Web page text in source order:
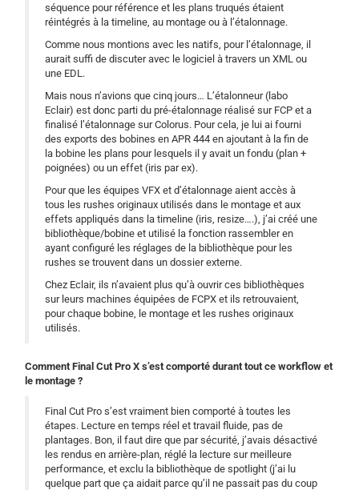
séquence pour référence et les plans truqués étaient
réintégrés à la timeline, au montage ou à l’étalonnage.
Comme nous montions avec les natifs, pour l’étalonnage, il
aurait suffi de discuter avec le logiciel à travers un XML ou
une EDL.
Mais nous n’avions que cinq jours… L’étalonneur (labo
Eclair) est donc parti du pré-étalonnage réalisé sur FCP et a
finalisé l’étalonnage sur Colorus. Pour cela, je lui ai fourni
des exports des bobines en APR 444 en ajoutant à la fin de
la bobine les plans pour lesquels il y avait un fondu (plan +
poignées) ou un effet (iris par ex).
Pour que les équipes VFX et d’étalonnage aient accès à
tous les rushes originaux utilisés dans le montage et aux
effets appliqués dans la timeline (iris, resize….), j’ai créé une
bibliothèque/bobine et utilisé la fonction rassembler en
ayant configuré les réglages de la bibliothèque pour les
rushes se trouvent dans un dossier externe.
Chez Eclair, ils n’avaient plus qu’à ouvrir ces bibliothèques
sur leurs machines équipées de FCPX et ils retrouvaient,
pour chaque bobine, le montage et les rushes originaux
utilisés.
Comment Final Cut Pro X s’est comporté durant tout ce workflow et
le montage ?
Final Cut Pro s’est vraiment bien comporté à toutes les
étapes. Lecture en temps réel et travail fluide, pas de
plantages. Bon, il faut dire que par sécurité, j’avais désactivé
les rendus en arrière-plan, réglé la lecture sur meilleure
performance, et exclu la bibliothèque de spotlight (j’ai lu
quelque part que ça aidait parce qu’il ne passait pas du coup